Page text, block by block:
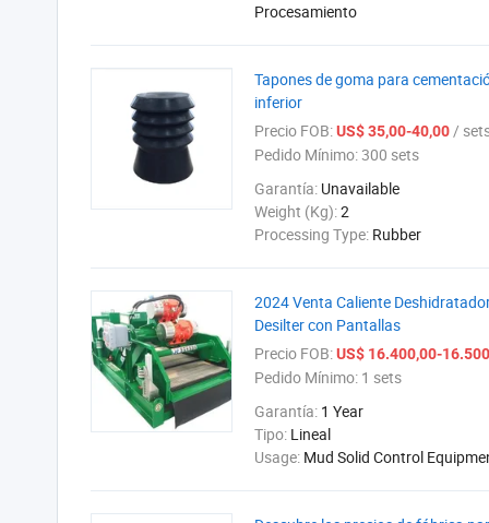
Procesamiento
Tapones de goma para
inferior
Precio FOB:US$ 35,00-40,00/
Pedido Mínimo:300 sets
Garantía: Unavailable
Weight (Kg):2
Processing Type: Rubber
2024 Venta Caliente
Desilter con Pantallas
Precio FOB:US$ 16.400,00-
Pedido Mínimo: 1 sets
Garantía: 1 Year
Tipo: Lineal
Usage: Mud Solid Control